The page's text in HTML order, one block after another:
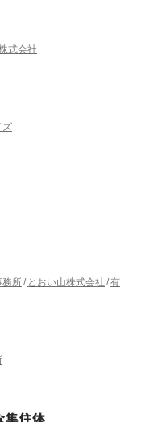
式会社
ズ
務所 とおい山株式会社 有
集住体